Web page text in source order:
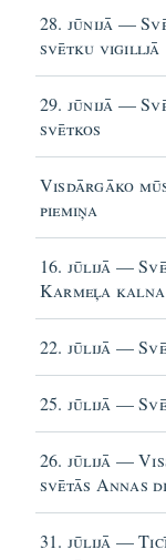
28. jūnijā —
svētku vigilljā
29. jūnijā —
svētkos
Visdārgāko
piemiņa
16. jūlijā —
Karmeļa kalna
22. jūlijā —
25. jūlijā —
26. jūlijā —
svētās Annas
31. jūlijā —